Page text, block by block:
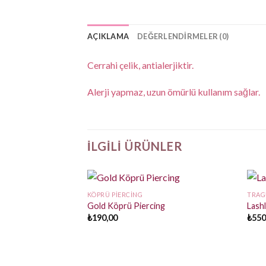
AÇIKLAMA DEĞERLENDIRMELER (0)
Cerrahi çelik, antialerjiktir.
Alerji yapmaz, uzun ömürlü kullanım sağlar.
İLGILI ÜRÜNLER
KÖPRÜ PIERCING
Gold Köprü Piercing
₺190,00
₺